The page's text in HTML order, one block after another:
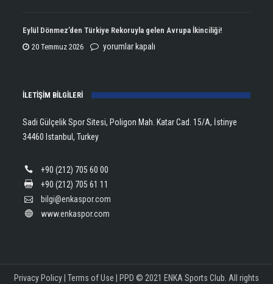
Şampiyonu
Lanlana
Eylül Dönmez’den Türkiye Rekoruyla gelen Avrupa İkinciliği!
20 Temmuz 2026
Eylül
Rekoruyla
Avrupa
yorumlar kapalı
İLETİŞİM BİLGİLERİ
Sadi Gülçelik Spor Sitesi, Poligon Mah. Katar Cad. 15/A, İstinye
34460 Istanbul, Turkey
+90 (212) 705 60 00
+90 (212) 705 61 11
bilgi@enkaspor.com
www.enkaspor.com
Privacy Policy| Terms of Use | PPD © 2021 ENKA Sports Club. All rights